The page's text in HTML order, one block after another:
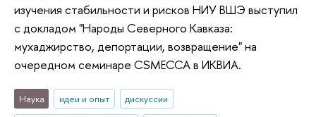
изучения стабильности и рисков НИУ ВШЭ выступил
с докладом "Народы Северного Кавказа:
мухаджирство, депортации, возвращение" на
очередном семинаре CSMECCA в ИКВИА.
Наука идеи и опыт
дискуссии